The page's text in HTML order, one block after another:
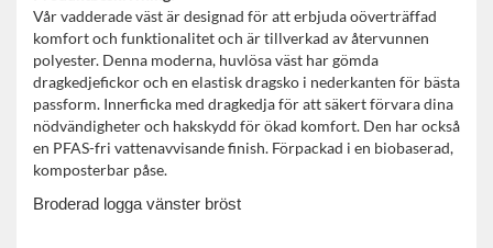
Vår vadderade väst är designad för att erbjuda oöverträffad
komfort och funktionalitet och är tillverkad av återvunnen
polyester. Denna moderna, huvlösa väst har gömda
dragkedjefickor och en elastisk dragsko i nederkanten för bästa
passform. Innerficka med dragkedja för att säkert förvara dina
nödvändigheter och hakskydd för ökad komfort. Den har också
en PFAS-fri vattenavvisande finish. Förpackad i en biobaserad,
komposterbar påse.
Broderad logga vänster bröst